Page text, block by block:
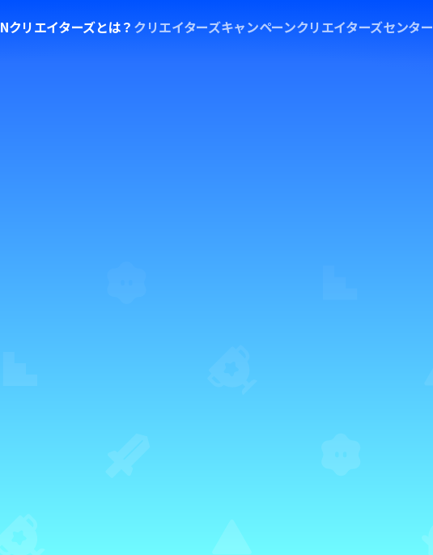
クリエイターズとは？ クリエイターズキャンペーンクリエイターズセンター